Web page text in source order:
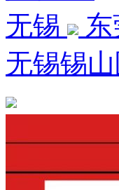
无锡
无锡锡